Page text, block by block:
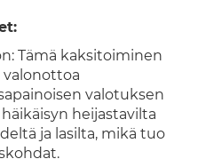
Tämä kaksitoiminen
valotuksen
heijastavilta
ja lasilta, mikä tuo